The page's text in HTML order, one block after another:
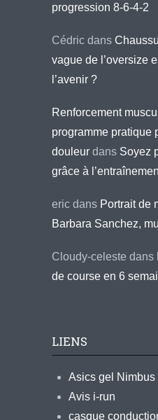
progression 8-6-4-2
Cédric dans
vague de l’oversize
l’avenir ?
Renforcement
programme pratique
douleur dans Soyez
grâce à
eric dans Portrait de
Barbara Sanchez,
Cloudy-celeste dans
de course en 6
LIENS
Asics gel Nimbus
Avis i-run
casque